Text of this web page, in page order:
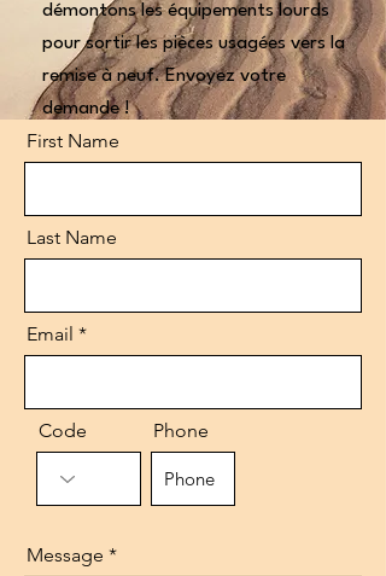
démontons les équipements lourds
pour sortir les pièces usagées vers la
remise à neuf. Envoyez votre
demande !
First Name
Last Name
Email
Code Phone
Message